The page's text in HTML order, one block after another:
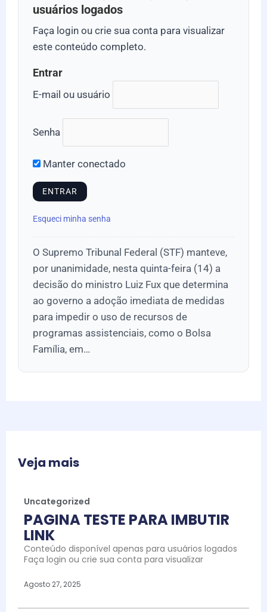
usuários logados
Faça login ou crie sua conta para visualizar
este conteúdo completo.
Entrar
E-mail ou usuário
Senha
Manter conectado
Esqueci minha senha
O Supremo Tribunal Federal (STF) manteve,
por unanimidade, nesta quinta-feira (14) a
decisão do ministro Luiz Fux que determina
ao governo a adoção imediata de medidas
para impedir o uso de recursos de
programas assistenciais, como o Bolsa
Família, em…
Veja mais
Uncategorized
PAGINA TESTE PARA IMBUTIR
LINK
Conteúdo disponível apenas para usuários logados
Faça login ou crie sua conta para visualizar
Agosto 27, 2025